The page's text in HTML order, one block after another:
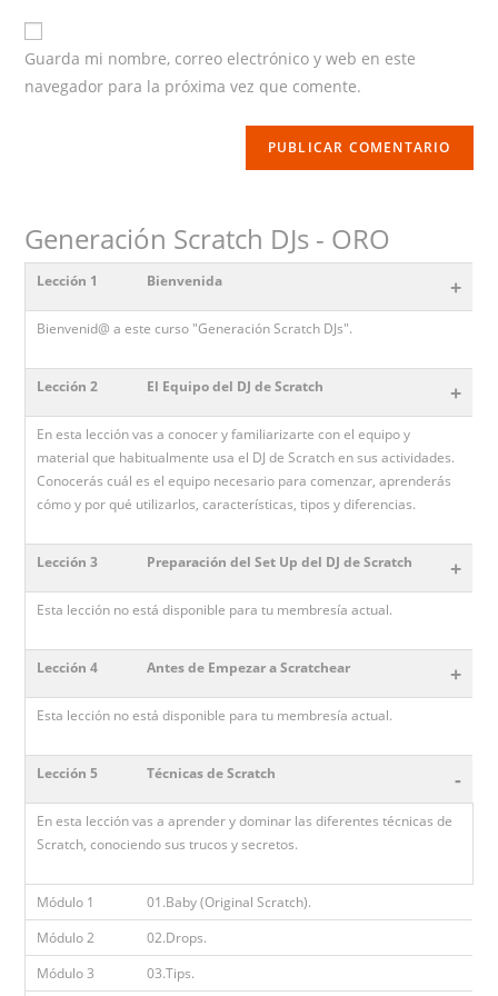
website
URL
Guarda mi nombre, correo electrónico y web en este
navegador para la próxima vez que comente.
Generación Scratch DJs - ORO
Lección 1 Bienvenida +
Bienvenid@ a este curso "Generación Scratch DJs".
Lección 2 El Equipo del DJ de Scratch +
En esta lección vas a conocer y familiarizarte con el equipo y
material que habitualmente usa el DJ de Scratch en sus actividades.
Conocerás cuál es el equipo necesario para comenzar, aprenderás
cómo y por qué utilizarlos, características, tipos y diferencias.
Lección 3 Preparación del Set Up del DJ de Scratch +
Esta lección no está disponible para tu membresía actual.
Lección 4 Antes de Empezar a Scratchear +
Esta lección no está disponible para tu membresía actual.
Lección 5 Técnicas de Scratch -
En esta lección vas a aprender y dominar las diferentes técnicas de
Scratch, conociendo sus trucos y secretos.
Módulo 1
01.Baby (Original Scratch).
Módulo 2
02.Drops.
Módulo 3
03.Tips.